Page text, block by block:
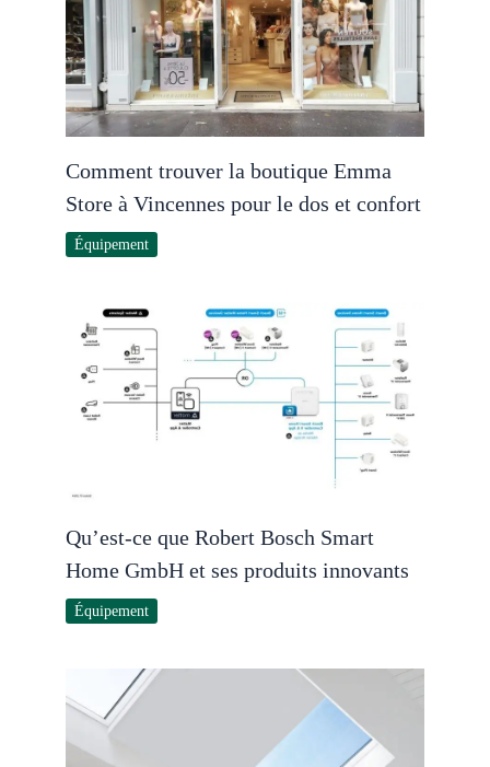
Comment trouver la boutique Emma
Store à Vincennes pour le dos et confort
Équipement
Qu’est-ce que Robert Bosch Smart
Home GmbH et ses produits innovants
Équipement